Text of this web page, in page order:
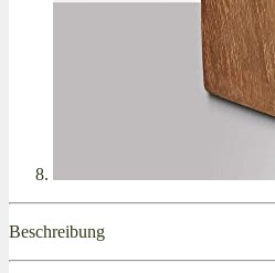
Beschreibung